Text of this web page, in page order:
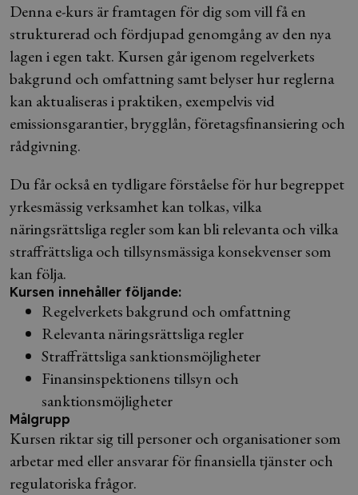
Denna e-kurs är framtagen för dig som vill få en
strukturerad och fördjupad genomgång av den nya
lagen i egen takt. Kursen går igenom regelverkets
bakgrund och omfattning samt belyser hur reglerna
kan aktualiseras i praktiken, exempelvis vid
emissionsgarantier, brygglån, företagsfinansiering och
rådgivning.
Du får också en tydligare förståelse för hur begreppet
yrkesmässig verksamhet kan tolkas, vilka
näringsrättsliga regler som kan bli relevanta och vilka
straffrättsliga och tillsynsmässiga konsekvenser som
kan följa.
Kursen innehåller följande:
Regelverkets bakgrund och omfattning
Relevanta näringsrättsliga regler
Straffrättsliga sanktionsmöjligheter
Finansinspektionens tillsyn och
sanktionsmöjligheter
Målgrupp
Kursen riktar sig till personer och organisationer som
arbetar med eller ansvarar för finansiella tjänster och
regulatoriska frågor.